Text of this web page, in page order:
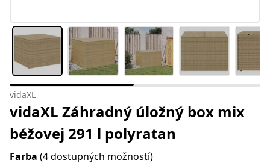
vidaXL
vidaXL Záhradný úložný box mix
béžovej 291 l polyratan
Farba (4 dostupných možností)